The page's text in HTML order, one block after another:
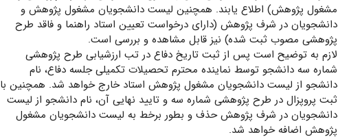
مشغول پژوهش) اطلاع یابند. همچنین لیست دانشجویان مشغول پژوهش و
دانشجویان در شرف پژوهش (دارای درخواست تعیین استاد راهنما و فاقد طرح
پژوهشی مصوب ثبت شده) نیز قابل مشاهده و بررسی است.
لازم به توضیح است پس از ثبت تاریخ دفاع در تب ارزشیابی طرح پژوهشی
شماره سه دانشجو توسط نماینده محترم تحصیلات تکمیلی جلسه دفاع، نام
دانشجو از لیست دانشجویان مشغول پژوهش استاد خارج خواهد شد. همچنین با
ثبت پروپزال در طرح پژوهشی شماره سه و تایید نهایی آن، نام دانشجو از لیست
دانشجویان در شرف پژوهش حذف و بطور برخط به لیست دانشجویان مشغول
پژوهش اضافه خواهد شد.